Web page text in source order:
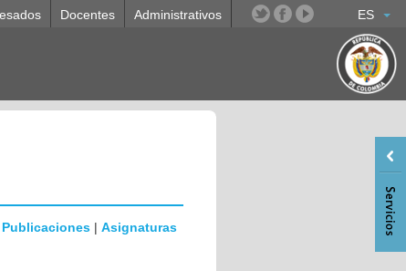
ES
Docentes Administrativos
Publicaciones | Asignaturas